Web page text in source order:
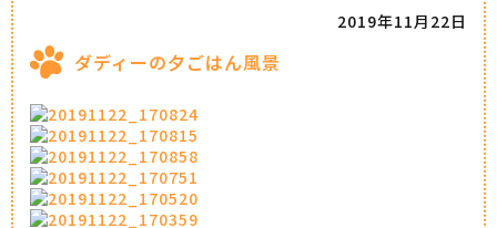
ダディーの夕ごはん風景
2019年11月22日